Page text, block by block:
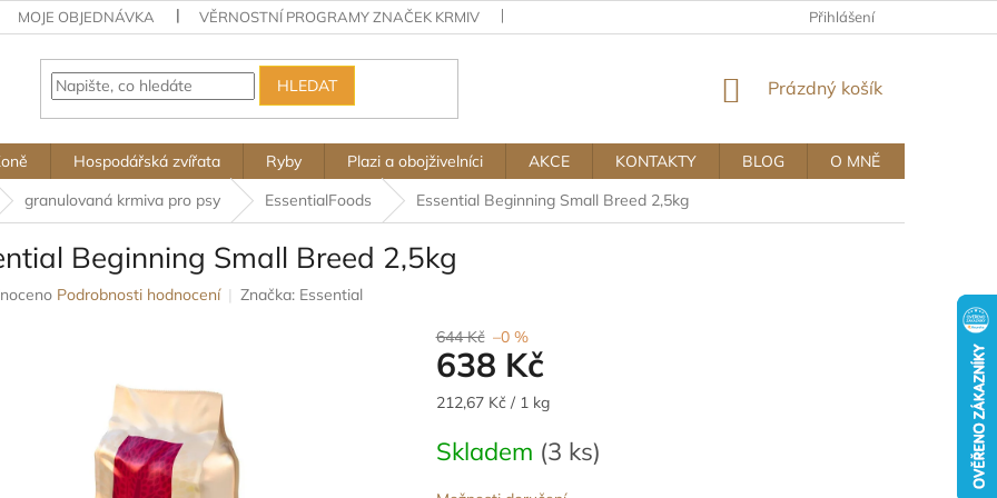
MOJE OBJEDNÁVKA VĚRNOSTNÍ PROGRAMY ZNAČEK KRMIV OBCHODNÍ A REKLAMAČNÍ PODMÍNKY
Přihlášení
HLEDAT
NÁKUPNÍ
Prázdný košík
Hospodářská zvířata Ryby Plazi a obojživelníci AKCE KONTAKTY BLOG
O MNĚ
granulovaná krmiva pro psy EssentialFoods Essential Beginning Small Breed 2,5kg
Beginning Small Breed 2,5kg
Podrobnosti hodnocení Značka: Essential
644 Kč –0 %
638 Kč
Měrná
212,67 Kč / 1 kg
Skladem (3 ks)